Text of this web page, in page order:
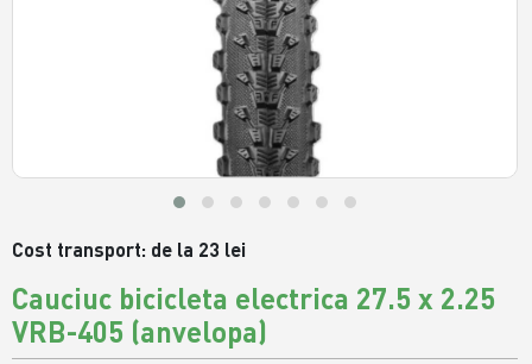
Cost transport: de la 23 lei
Cauciuc bicicleta electrica 27.5 x 2.25
VRB-405 (anvelopa)